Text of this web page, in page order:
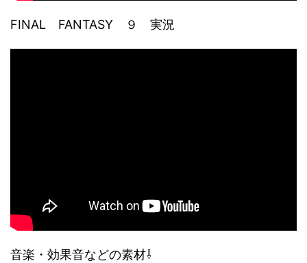
FINAL FANTASY ９ 実況
音楽・効果音などの素材⇩